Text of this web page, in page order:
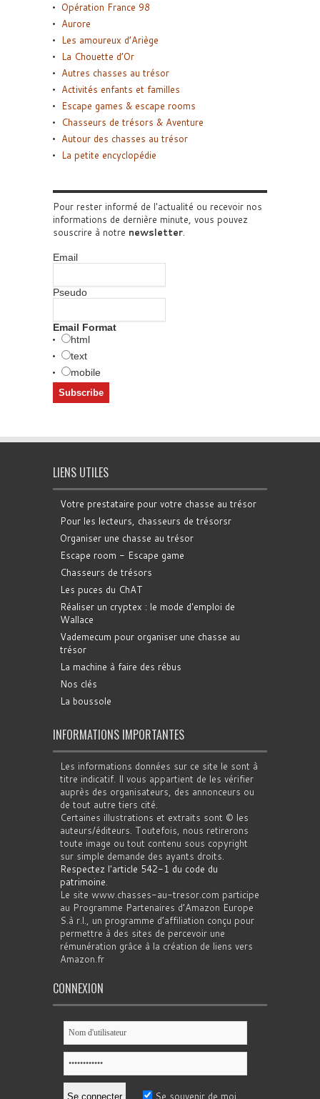
Opération France 98
Aurore
Les amoureux d’Ariège
La Chouette d’Or
Autres chasses au trésor
Activités enfants et familles
Escape games & escape rooms
Chasseurs de trésors & Aventure
Autour des chasses au trésor
La petite encyclopédie
Pour rester informé de l'actualité ou recevoir nos
informations de dernière minute, vous pouvez
souscrire à notre newsletter.
Email
Pseudo
Email Format
html
text
mobile
LIENS UTILES
Votre prestataire pour votre chasse au trésor
Pour les lecteurs, chasseurs de trésorsr
Organiser une chasse au trésor
Escape room - Escape game
Chasseurs de trésors
Les puces du ChAT
Réaliser un cryptex : le mode d'emploi de
Wallace
Vademecum pour organiser une chasse au
trésor
La machine à faire des rébus
Nos clés
La boussole
INFORMATIONS IMPORTANTES
Les informations données sur ce site le sont à
titre indicatif. Il vous appartient de les vérifier
auprès des organisateurs, des annonceurs ou
de tout autre tiers cité.
Certaines illustrations et extraits sont © les
auteurs/éditeurs. Toutefois, nous retirerons
toute image ou tout contenu sous copyright
sur simple demande des ayants droits.
Respectez l'article 542-1 du code du
patrimoine.
Le site www.chasses-au-tresor.com participe
au Programme Partenaires d’Amazon Europe
S.à r.l., un programme d’affiliation conçu pour
permettre à des sites de percevoir une
rémunération grâce à la création de liens vers
Amazon.fr
CONNEXION
Se souvenir de moi